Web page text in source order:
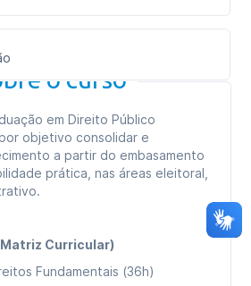
o curso
em Direito Público
objetivo consolidar e
a partir do embasamento
prática, nas áreas eleitoral,
Curricular)
Fundamentais (36h)